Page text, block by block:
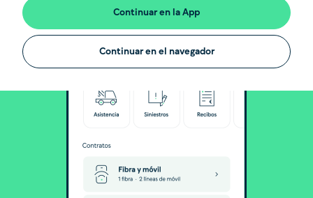
Continuar en la App
Continuar en el navegador